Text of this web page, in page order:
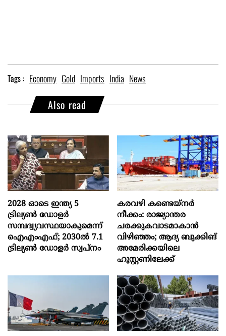
Tags : Economy Gold Imports India News
Also read
2028 ഓടെ ഇന്ത്യ 5
ട്രില്യണ്‍ ഡോളര്‍
സമ്പദ്വ്യവസ്ഥയാകുമെന്ന്
ഐഎംഎഫ്; 2030ല്‍ 7.1
ട്രില്യണ്‍ ഡോളര്‍ സ്വപ്നം
കരവഴി കണ്ടെയ്നർ
നീക്കം: രാജ്യാന്തര
ചരക്കുകവാടമാകാൻ
വിഴിഞ്ഞം; ആദ്യ ബുക്കിങ്
അമേരിക്കയിലെ
ഹൂസ്റ്റണിലേക്ക്